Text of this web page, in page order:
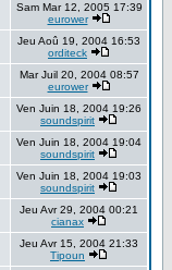
Sam Mar 12, 2005 17:39
eurower
Jeu Aoû 19, 2004 16:53
orditeck
Mar Juil 20, 2004 08:57
eurower
Ven Juin 18, 2004 19:26
soundspirit
Ven Juin 18, 2004 19:04
soundspirit
Ven Juin 18, 2004 19:03
soundspirit
Jeu Avr 29, 2004 00:21
cianax
Jeu Avr 15, 2004 21:33
Tipoun